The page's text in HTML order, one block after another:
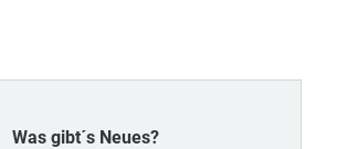
Was gibt´s Neues?